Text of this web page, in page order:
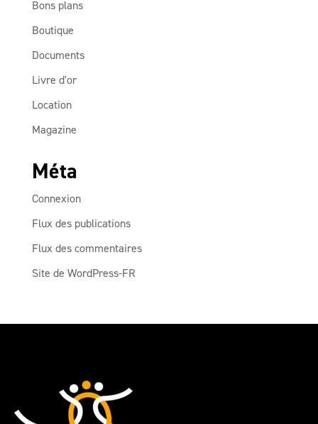
Bons plans
Boutique
Documents
Livre d'or
Location
Magazine
Méta
Connexion
Flux des publications
Flux des commentaires
Site de WordPress-FR